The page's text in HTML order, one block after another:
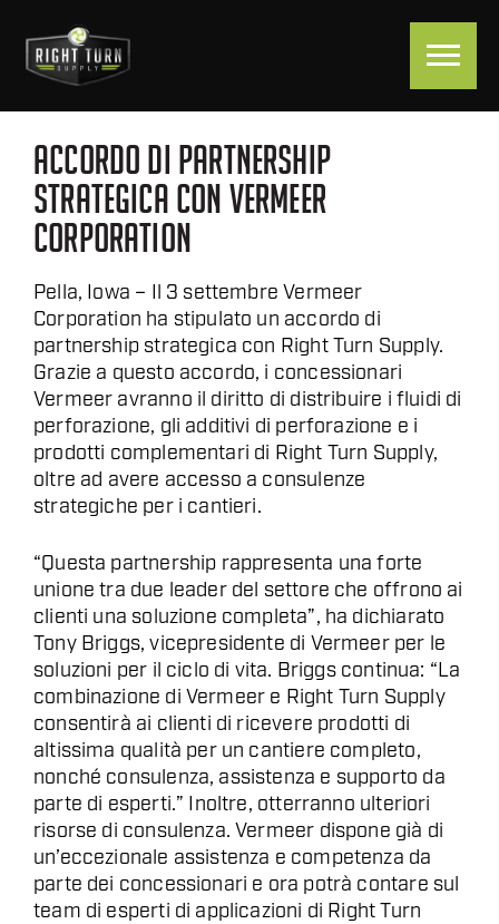
ACCORDO DI PARTNERSHIP
STRATEGICA CON VERMEER
CORPORATION
Pella, Iowa – Il 3 settembre Vermeer
Corporation ha stipulato un accordo di
partnership strategica con Right Turn Supply.
Grazie a questo accordo, i concessionari
Vermeer avranno il diritto di distribuire i fluidi di
perforazione, gli additivi di perforazione e i
prodotti complementari di Right Turn Supply,
oltre ad avere accesso a consulenze
strategiche per i cantieri.
“Questa partnership rappresenta una forte
unione tra due leader del settore che offrono ai
clienti una soluzione completa”, ha dichiarato
Tony Briggs, vicepresidente di Vermeer per le
soluzioni per il ciclo di vita. Briggs continua: “La
combinazione di Vermeer e Right Turn Supply
consentirà ai clienti di ricevere prodotti di
altissima qualità per un cantiere completo,
nonché consulenza, assistenza e supporto da
parte di esperti.” Inoltre, otterranno ulteriori
risorse di consulenza. Vermeer dispone già di
un’eccezionale assistenza e competenza da
parte dei concessionari e ora potrà contare sul
team di esperti di applicazioni di Right Turn